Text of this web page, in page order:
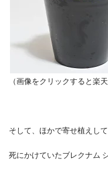
（画像をクリックすると楽
そして、ほかで寄せ植えし
死にかけていたブレクナム